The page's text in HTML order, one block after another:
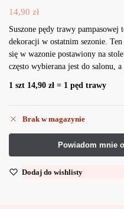
14,90 zł
Suszone pędy trawy
dekoracji w ostatnim sezonie.
się w wazonie postawiony na
często wybierana jest do salonu, a
1 szt 14,90 zł = 1 pęd trawy
Brak w magazynie
Dodaj do wishlisty